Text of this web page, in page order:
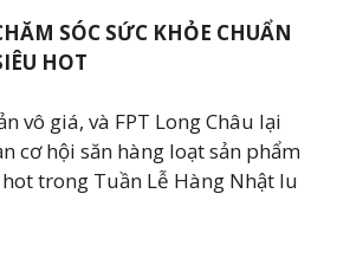
SÓC SỨC KHỎE CHUẨN
HOT
vô giá, và FPT Long Châu lại
cơ hội săn hàng loạt sản phẩm
trong Tuần Lễ Hàng Nhật lu